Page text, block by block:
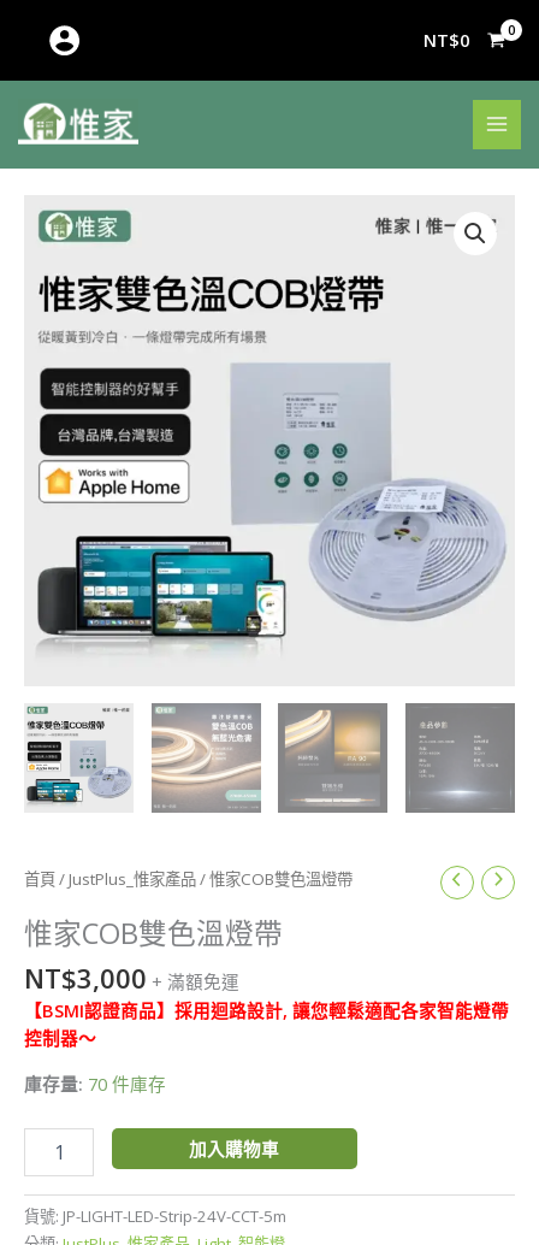
NT$0
首頁/ JustPlus_惟家產品/ 惟家COB雙色溫燈帶
惟家COB雙色溫燈帶
NT$3,000 + 滿額免運
【BSMI認證商品】採用迴路設計, 讓您輕鬆適配各家智能燈帶
控制器～
庫存量: 70 件庫存
惟
COB
雙
色
溫
燈
帶
量
加入購物車
貨號: JP-LIGHT-LED-Strip-24V-CCT-5m